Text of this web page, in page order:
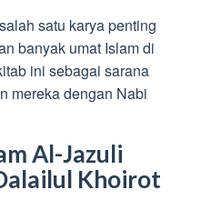
satu karya penting
banyak umat Islam di
ini sebagai sarana
mereka dengan Nabi
Al-Jazuli
Khoirot